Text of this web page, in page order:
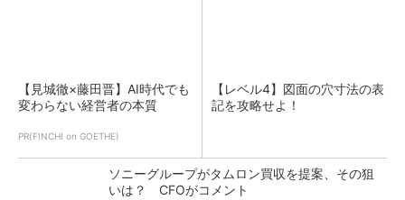
【見城徹×藤田晋】AI時代でも
変わらない経営者の本質
PR(FINCHI on GOETHE)
【レベル4】図面の穴寸法の表
記を攻略せよ！
ソニーグループがタムロン買収を提案、その狙
いは？ CFOがコメント